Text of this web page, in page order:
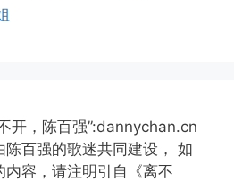
开，陈百强”:dannychan.cn
百强的歌迷共同建设， 如
容，请注明引自《离不